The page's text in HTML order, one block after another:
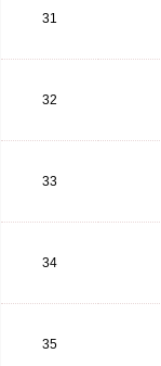
31
32
33
34
35